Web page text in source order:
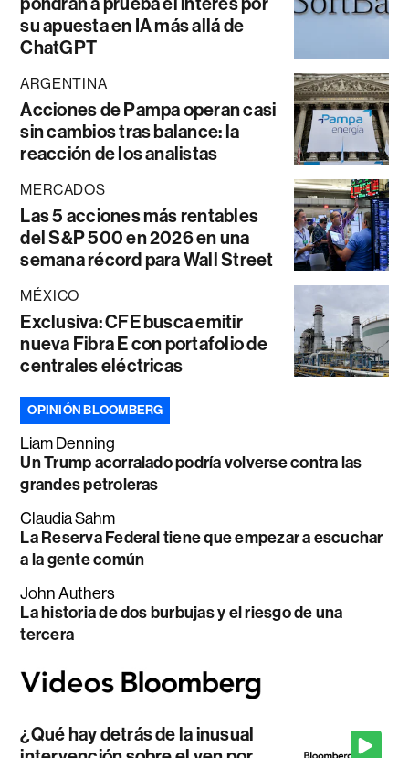
su apuesta en IA más allá de
ChatGPT
ARGENTINA
Acciones de Pampa operan casi
sin cambios tras balance: la
reacción de los analistas
MERCADOS
Las 5 acciones más rentables
del S&P 500 en 2026 en una
semana récord para Wall Street
MÉXICO
Exclusiva: CFE busca emitir
nueva Fibra E con portafolio de
centrales eléctricas
OPINIÓN BLOOMBERG
Liam Denning
Un Trump acorralado podría volverse contra las
grandes petroleras
Claudia Sahm
La Reserva Federal tiene que empezar a escuchar
a la gente común
John Authers
La historia de dos burbujas y el riesgo de una
tercera
¿Qué hay detrás de la inusual